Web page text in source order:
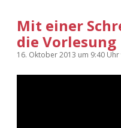
Mit einer
die Vorlesung
16. Oktober 2013 um 9:40 Uhr